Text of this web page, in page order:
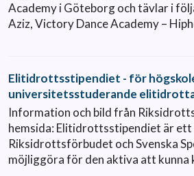
Academy i Göteborg och tävlar i
Aziz, Victory Dance Academy –
Elitidrottsstipendiet - för
universitetsstuderande
Information och bild från
hemsida: Elitidrottsstipendiet är ett
Riksidrottsförbudet och Svenska
möjliggöra för den aktiva att kunna